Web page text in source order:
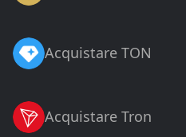
Acquistare TON
Acquistare Tron